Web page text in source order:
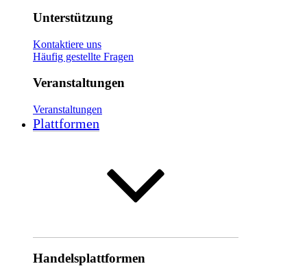
Unterstützung
Kontaktiere uns
Häufig gestellte Fragen
Veranstaltungen
Veranstaltungen
Plattformen
Handelsplattformen